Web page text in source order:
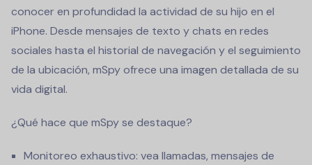
conocer en profundidad la actividad de su hijo en el
iPhone. Desde mensajes de texto y chats en redes
sociales hasta el historial de navegación y el seguimiento
de la ubicación, mSpy ofrece una imagen detallada de su
vida digital.
¿Qué hace que mSpy se destaque?
Monitoreo exhaustivo: vea llamadas, mensajes de